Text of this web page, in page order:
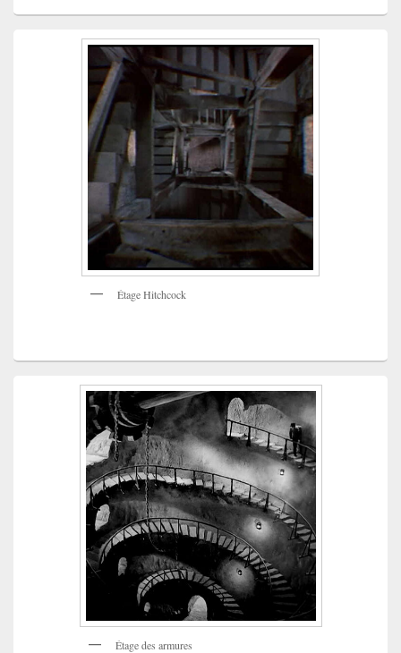
Étage Hitchcock
Étage des armures